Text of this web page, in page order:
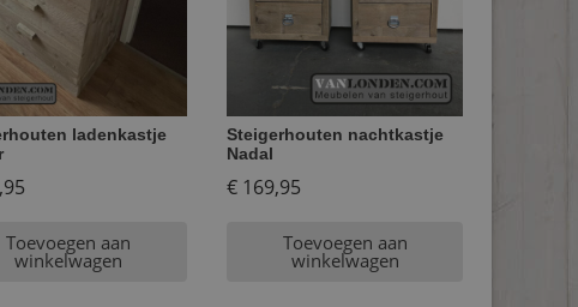
ladenkastje
Toevoegen aan
winkelwagen
Steigerhouten nachtkastje
Nadal
€ 169,95
Toevoegen aan
winkelwagen